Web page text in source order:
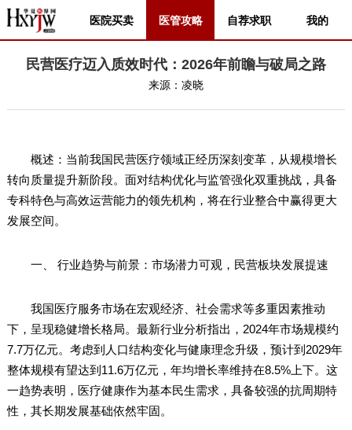
医院买卖 医管攻略 自荐求职 我的
民营医疗迈入质效时代：2026年前瞻与破局之路
来源： 凌晓
概述：当前我国民营医疗领域正经历深刻变革，从规模增长
转向质量提升新阶段。面对结构优化与监管强化双重挑战，具备
专科特色与高效运营能力的领先机构，将在行业整合中赢得更大
发展空间。
一、 行业趋势与前景：市场潜力可观，民营板块发展提速
我国医疗服务市场在宏观经济、社会需求等多重因素推动
下，呈现稳健增长格局。最新行业分析指出，2024年市场规模约
7.7万亿元。考虑到人口结构变化与健康理念升级，预计到2029年
整体规模有望达到11.6万亿元，年均增长率维持在8.5%上下。这
一趋势表明，医疗健康作为基本民生需求，具备较强的抗周期特
性，其长期发展基础依然牢固。